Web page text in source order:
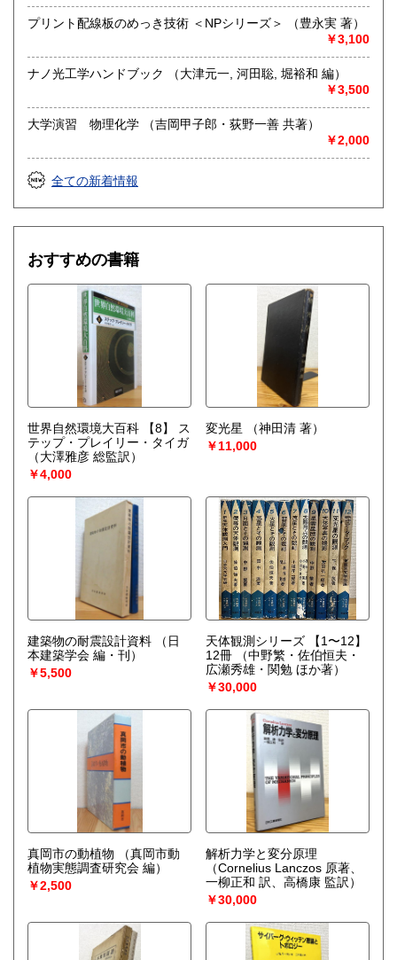
【地球科学(地質・鉱物)・天文学・動物学・植物学・その他
自然科学】
プリント配線板のめっき技術 ＜NPシリーズ＞ （豊永実 著）
￥3,100
ナノ光工学ハンドブック （大津元一, 河田聡, 堀裕和 編）
￥3,500
大学演習 物理化学 （吉岡甲子郎・荻野一善 共著）
￥2,000
全ての新着情報
おすすめの書籍
世界自然環境大百科 【8】 ス
テップ・プレイリー・タイガ
（大澤雅彦 総監訳）
￥4,000
変光星
（神田清 著）
￥11,000
建築物の耐震設計資料
（日
本建築学会 編・刊）
￥5,500
天体観測シリーズ 【1〜12】
12冊
（中野繁・佐伯恒夫・
広瀬秀雄・関勉 ほか著）
￥30,000
真岡市の動植物
（真岡市動
植物実態調査研究会 編）
￥2,500
解析力学と変分原理
（Cornelius Lanczos 原著、
一柳正和 訳、高橋康 監訳）
￥30,000